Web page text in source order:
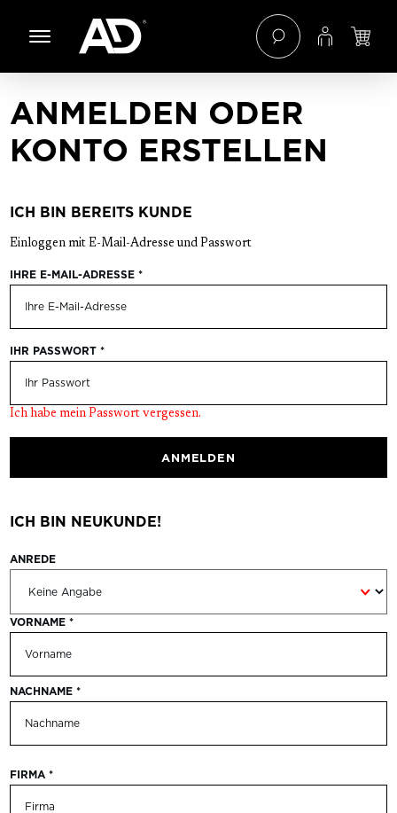
Hauptinhalt springen
Zur Navigation der B2B-Plattform springen
ANMELDEN ODER
KONTO ERSTELLEN
ICH BIN BEREITS KUNDE
Einloggen mit E-Mail-Adresse und Passwort
IHRE E-MAIL-ADRESSE *
IHR PASSWORT *
Ich habe mein Passwort vergessen.
ANMELDEN
ICH BIN NEUKUNDE!
Persönliche Informationen
ANREDE
VORNAME *
NACHNAME *
FIRMA *